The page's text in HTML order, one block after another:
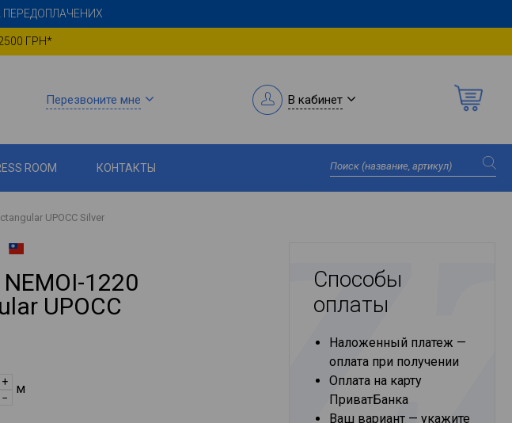
ГРН*
Перезвоните мне В кабинет
ROOM КОНТАКТЫ
UPOCC Silver
1220
UPOCC
−
+ м
Способы
оплаты
Наложенный платеж —
оплата при получении
Оплата на карту
ПриватБанка
Ваш вариант — укажите